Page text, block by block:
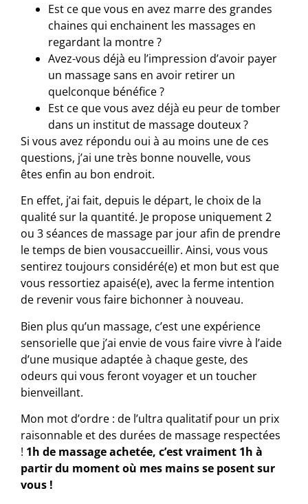
Est ce que vous en avez marre des grandes
chaines qui enchainent les massages en
regardant la montre ?
Avez-vous déjà eu l’impression d’avoir payer
un massage sans en avoir retirer un
quelconque bénéfice ?
Est ce que vous avez déjà eu peur de tomber
dans un institut de massage douteux ?
Si vous avez répondu oui à au moins une de ces
questions, j’ai une très bonne nouvelle, vous
êtes enfin au bon endroit.
En effet, j’ai fait, depuis le départ, le choix de la
qualité sur la quantité. Je propose uniquement 2
ou 3 séances de massage par jour afin de prendre
le temps de bien vousaccueillir. Ainsi, vous vous
sentirez toujours considéré(e) et mon but est que
vous ressortiez apaisé(e), avec la ferme intention
de revenir vous faire bichonner à nouveau.
Bien plus qu’un massage, c’est une expérience
sensorielle que j’ai envie devous faire vivre à l’aide
d’une musique adaptée à chaque geste, des
odeurs qui vous feront voyager et un toucher
bienveillant.
Mon mot d’ordre : de l’ultra qualitatif pour un prix
raisonnable et des durées de massage respectées
! 1h de massage achetée, c’est vraiment 1h à
partir du moment où mes mains se posent sur
vous !